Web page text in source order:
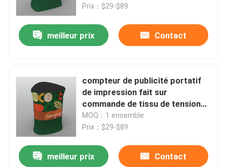
Prix：$29-$89
meilleur prix Contact
compteur de publicité portatif
de impression fait sur
commande de tissu de tension
de réception du Tableau 160g
MOQ：1 ensemble
Prix：$29-$89
meilleur prix Contact